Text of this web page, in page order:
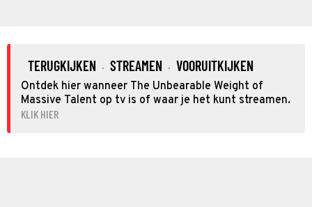
TERUGKIJKEN · STREAMEN · VOORUITKIJKEN
Ontdek hier wanneer The Unbearable Weight of
Massive Talent op tv is of waar je het kunt streamen.
KLIK HIER